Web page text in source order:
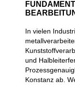
In vielen
und
Konstanz ab.